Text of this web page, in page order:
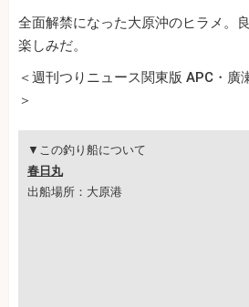
全面解禁になった大原沖のヒラメ。
楽しみだ。
＜週刊つりニュース関東版 APC・廣
＞
▼この釣り船について
春日丸
出船場所：大原港